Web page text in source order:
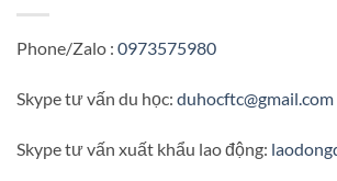
Phone/Zalo : 0973575980
Skype tư vấn du học: duhocftc@gmail.com
Skype tư vấn xuất khẩu lao động: